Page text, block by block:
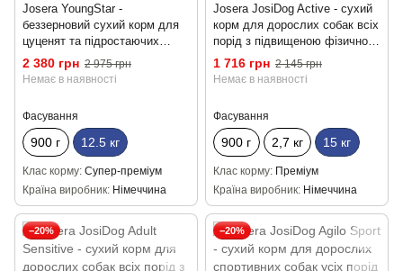
Josera YoungStar -
беззерновий сухий корм для
цуценят та підростаючих
собак з м'ясом птиці та
картоплею 12,5 кг
2 380 грн 2 975 грн
Немає в наявності
Фасування
900 г 12.5 кг
Клас корму Супер-преміум
Країна виробник Німеччина
Josera JosiDog Active - сухий
корм для дорослих собак всіх
порід з підвищеною фізичною
активністю 15 кг
1 716 грн 2 145 грн
Немає в наявності
Фасування
900 г 2,7 кг 15 кг
Клас корму Преміум
Країна виробник Німеччина
−20% −20%